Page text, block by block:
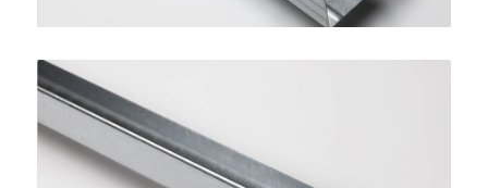
Guida per Controsoffitti
SINIAT